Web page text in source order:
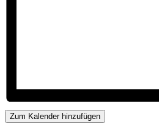
Zum Kalender hinzufügen